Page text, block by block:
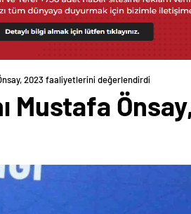
2023 faaliyetlerini değerlendirdi
Mustafa